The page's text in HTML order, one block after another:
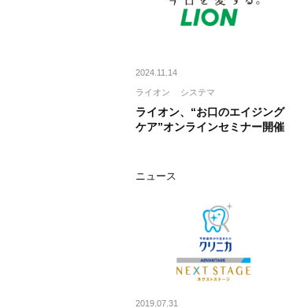
2024.11.14
ライオン システマ
ライオン、“お口のエイジング
ケア”オンラインセミナー開催
ニュース
2019.07.31